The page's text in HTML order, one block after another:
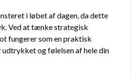
i løbet af dagen, da dette
Ved at tænke strategisk
fungerer som en praktisk
og følelsen af hele din